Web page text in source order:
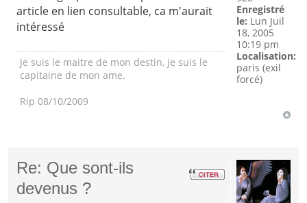
article en lien consultable, ca m'aurait
intéressé
Je suis le maitre de mon destin, je suis le
capitaine de mon ame.
Rip 08/10/2009
Enregistré
le: Lun Juil
18, 2005
10:19 pm
Localisation:
paris (exil
forcé)
Re: Que sont-ils
devenus ?